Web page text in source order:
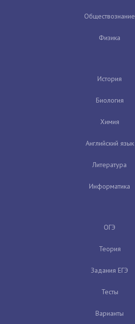
Обществознание
Физика
История
Биология
Химия
Английский язык
Литература
Информатика
ОГЭ
Теория
Задания ЕГЭ
Тесты
Варианты